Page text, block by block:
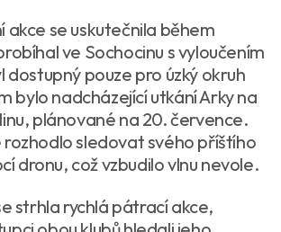
akce se uskutečnila během
ve Sochocinu s vyloučením
dostupný pouze pro úzký okruh
bylo nadcházející utkání Arky na
plánované na 20. července.
rozhodlo sledovat svého příštího
dronu, což vzbudilo vlnu nevole.
strhla rychlá pátrací akce,